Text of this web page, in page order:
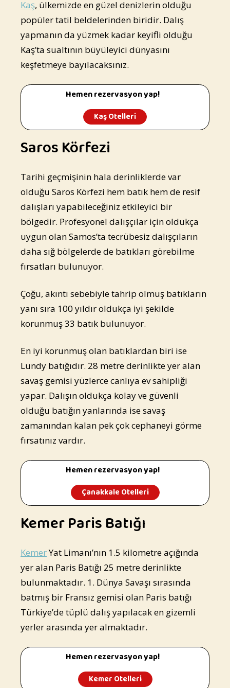
Kaş, ülkemizde en güzel denizlerin olduğu
popüler tatil beldelerinden biridir. Dalış
yapmanın da yüzmek kadar keyifli olduğu
Kaş’ta sualtının büyüleyici dünyasını
keşfetmeye bayılacaksınız.
Hemen rezervasyon yap!
Kaş Otelleri
Saros Körfezi
Tarihi geçmişinin hala derinliklerde var
olduğu Saros Körfezi hem batık hem de resif
dalışları yapabileceğiniz etkileyici bir
bölgedir. Profesyonel dalışçılar için oldukça
uygun olan Samos’ta tecrübesiz dalışçıların
daha sığ bölgelerde de batıkları görebilme
fırsatları bulunuyor.
Çoğu, akıntı sebebiyle tahrip olmuş batıkların
yanı sıra 100 yıldır oldukça iyi şekilde
korunmuş 33 batık bulunuyor.
En iyi korunmuş olan batıklardan biri ise
Lundy batığıdır. 28 metre derinlikte yer alan
savaş gemisi yüzlerce canlıya ev sahipliği
yapar. Dalışın oldukça kolay ve güvenli
olduğu batığın yanlarında ise savaş
zamanından kalan pek çok cephaneyi görme
fırsatınız vardır.
Hemen rezervasyon yap!
Çanakkale Otelleri
Kemer Paris Batığı
KemerYat Limanı’nın 1.5 kilometre açığında
yer alan Paris Batığı 25 metre derinlikte
bulunmaktadır. 1. Dünya Savaşı sırasında
batmış bir Fransız gemisi olan Paris batığı
Türkiye’de tüplü dalış yapılacak en gizemli
yerler arasında yer almaktadır.
Hemen rezervasyon yap!
Kemer Otelleri